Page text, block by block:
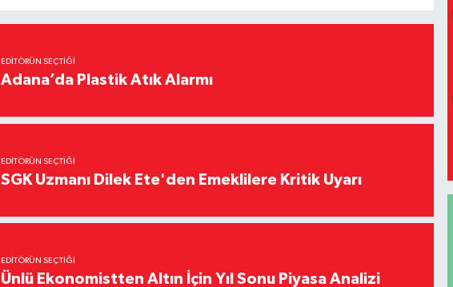
EDITÖRÜN SEÇTIĞI
Adana’da Plastik Atık Alarmı
EDITÖRÜN SEÇTIĞI
SGK Uzmanı Dilek Ete'den Emeklilere Kritik Uyarı
EDITÖRÜN SEÇTIĞI
Ünlü Ekonomistten Altın İçin Yıl Sonu Piyasa Analizi